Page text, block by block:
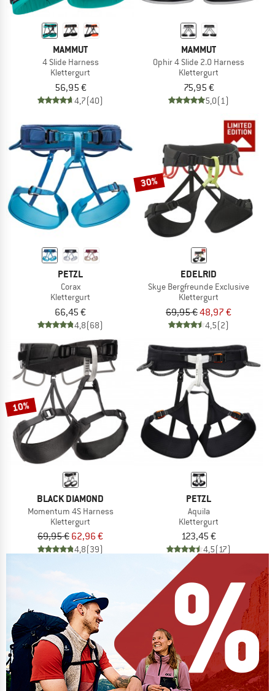
MAMMUT
4 Slide Harness
Klettergurt
56,95 €
4,7(40)
MAMMUT
Ophir 4 Slide 2.0 Harness
Klettergurt
75,95 €
5,0(1)
PETZL
Corax
Klettergurt
66,45 €
4,8(68)
30%
EDELRID
Skye Bergfreunde Exclusive
Klettergurt
69,95 €48,97 €
4,5(2)
10%
BLACK DIAMOND
Momentum 4S Harness
Klettergurt
69,95 € 62,96 €
4,8(39)
PETZL
Aquila
Klettergurt
123,45 €
4,5(17)